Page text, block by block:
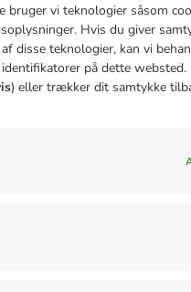
bruger vi teknologier såsom
Hvis du giver
disse teknologier, kan vi
på dette websted.
) eller trækker dit samtykke